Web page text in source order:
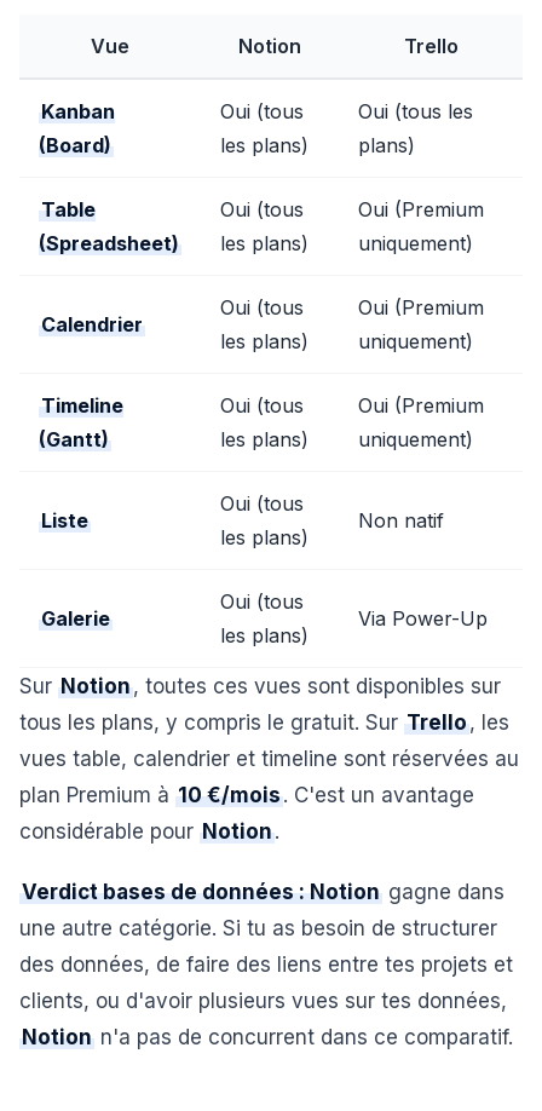
Vue Notion Trello
Kanban
(Board)
Oui (tous
les plans)
Oui (tous les
plans)
Table
(Spreadsheet)
Oui (tous
les plans)
Oui (Premium
uniquement)
Calendrier
Oui (tous
les plans)
Oui (Premium
uniquement)
Timeline
(Gantt)
Oui (tous
les plans)
Oui (Premium
uniquement)
Liste
Oui (tous
les plans)
Non natif
Galerie
Oui (tous
les plans)
Via Power-Up
Sur Notion, toutes ces vues sont disponibles sur
tous les plans, y compris le gratuit. Sur Trello, les
vues table, calendrier et timeline sont réservées au
plan Premium à 10 €/mois. C'est un avantage
considérable pour Notion.
Verdict bases de données : Notion gagne dans
une autre catégorie. Si tu as besoin de structurer
des données, de faire des liens entre tes projets et
clients, ou d'avoir plusieurs vues sur tes données,
Notion n'a pas de concurrent dans ce comparatif.